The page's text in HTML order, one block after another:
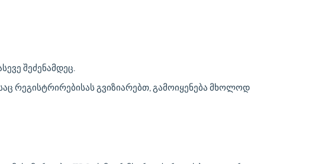
შეძენამდეც.
რეგისტრირებისას გვიზიარებთ, გამოიყენება მხოლოდ